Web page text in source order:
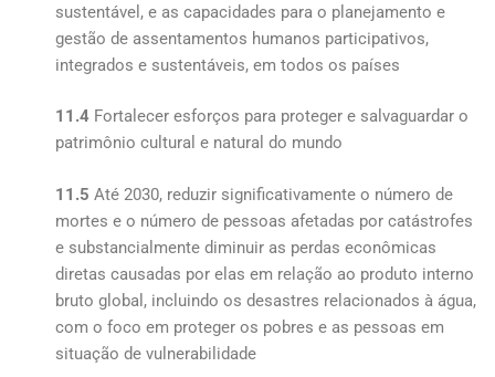
sustentável, e as capacidades para o planejamento e
gestão de assentamentos humanos participativos,
integrados e sustentáveis, em todos os países
11.4 Fortalecer esforços para proteger e salvaguardar o
patrimônio cultural e natural do mundo
11.5 Até 2030, reduzir significativamente o número de
mortes e o número de pessoas afetadas por catástrofes
e substancialmente diminuir as perdas econômicas
diretas causadas por elas em relação ao produto interno
bruto global, incluindo os desastres relacionados à água,
com o foco em proteger os pobres e as pessoas em
situação de vulnerabilidade